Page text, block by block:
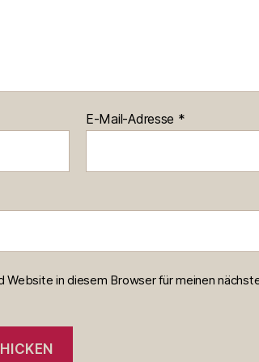
E-Mail-Adresse *
Website in diesem Browser für meinen